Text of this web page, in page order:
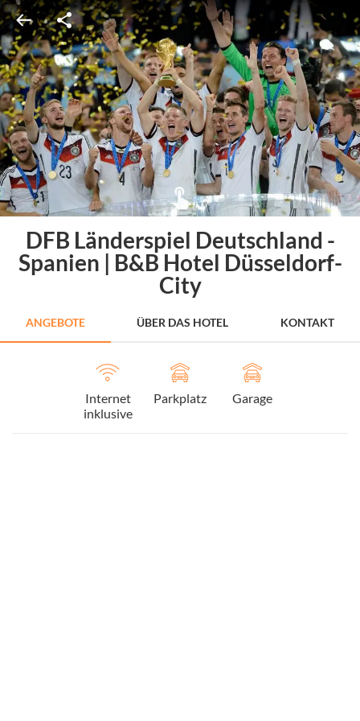
DFB Länderspiel Deutschland -
Spanien | B&B Hotel Düsseldorf-
City
ANGEBOTE ÜBER DAS HOTEL KONTAKT
Internet
inklusive
Parkplatz Garage